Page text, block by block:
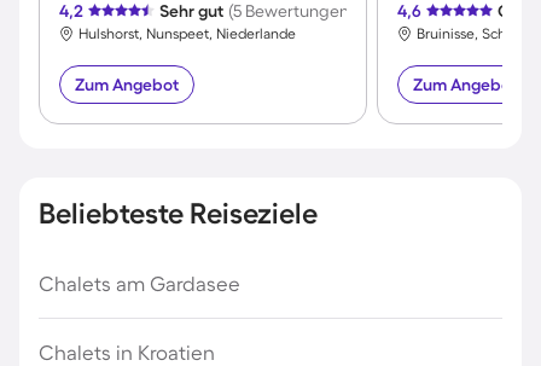
4,2
Sehr gut (5 Bewertungen)
Hulshorst, Nunspeet, Niederlande
Zum Angebot
4,6
Zum Angebot
Beliebteste Reiseziele
Chalets am Gardasee
Chalets in Kroatien